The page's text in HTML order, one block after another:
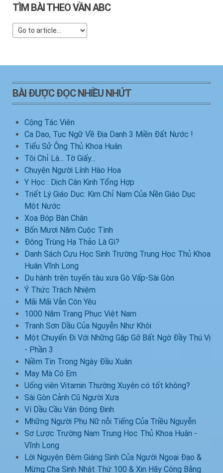
TÌM BÀI THEO VẦN ABC
BÀI ĐƯỢC ĐỌC NHIỀU NHỨT
Cộng Tác Viên
Ca Dao, Tục Ngữ Về Địa Danh 3 Miền Đất Nước !
Tiểu Sử Ông Thủ Khoa Huân
Tôi Chỉ Là... Tờ Giấy...
Chuyện Người Lính Hào Hoa
Y Học : Dịch Cân Kinh Tổng Hợp
Triết Lý Giáo Dục: Kim Chỉ Nam Của Nền Giáo Dục
Một Nước
Xoa Bóp Bàn Chân
Bốn Mươi Năm Cuộc Tình
Đông Trùng Hạ Thảo Là Gì?
Danh Sách Cựu Học Sinh Trường Trung Học Thủ Khoa
Huân Vĩnh Long
Du hành trên tuyến tàu xưa Gò Vấp-Sài Gòn
Ý Thức Trách Nhiệm
Mãi Mãi Vẫn Còn Yêu
1000 Năm Trang Phục Việt Nam
Tranh Sơn Dầu Của Nguyễn Như Khôi
Một Chuyến Đi Với Những Gặp Gỡ Bất Ngờ Đầy Thú Vị
- Phần 3
Niềm Tin Trong Ngày Đầu Xuân
May Mà Có Em
Uống viên Vitamin Thường Xuyên có tốt không?
Sài Gòn Cảnh Cũ Người Xưa
Ví Dầu Cầu Ván Đóng Đinh
Mhững Người Phụ Nữ nỗi Tiếng Của Triều Nguyễn
Sơ Lược Trường Nam Trung Học Thủ Khoa Huân -
Vĩnh Long
Lời Nguyện Đêm Giáng Sinh Của Người Ngoại Đạo &
Mừng Cha Sinh Nhật Thứ 100 & Xin Hãy Công Bằng